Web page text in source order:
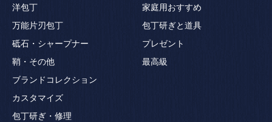
洋包丁
万能片刃包丁
砥石・シャープナー
鞘・その他
ブランドコレクション
カスタマイズ
包丁研ぎ・修理
家庭用おすすめ
包丁研ぎと道具
プレゼント
最高級